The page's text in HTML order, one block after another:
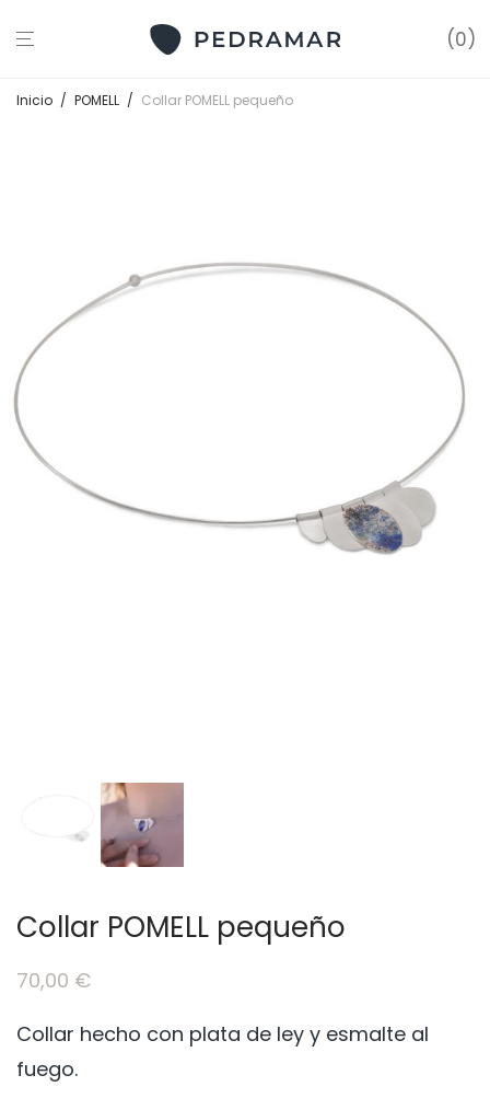
0
Inicio / POMELL / Collar POMELL pequeño
Collar POMELL pequeño
70,00 €
Collar hecho con plata de ley y esmalte al
fuego.